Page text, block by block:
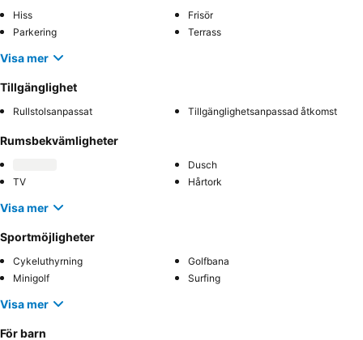
Hiss
Frisör
Parkering
Terrass
Visa mer
Tillgänglighet
Rullstolsanpassat Tillgänglighetsanpassad åtkomst
Rumsbekvämligheter
Dusch
TV
Hårtork
Visa mer
Sportmöjligheter
Cykeluthyrning
Golfbana
Minigolf
Surfing
Visa mer
För barn